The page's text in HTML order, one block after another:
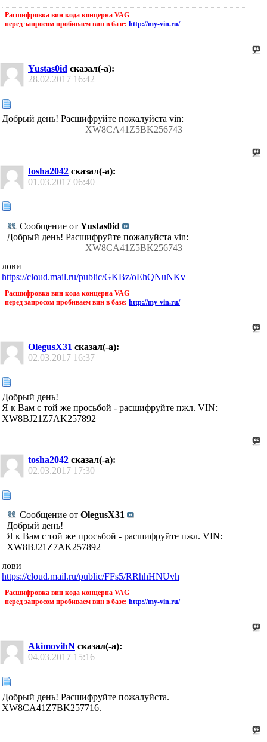
Расшифровка вин кода концерна VAG
перед запросом пробиваем вин в базе: http://my-vin.ru/
Yustas0id сказал(-а):
28.02.2017 16:42
Добрый день! Расшифруйте пожалуйста vin:
XW8CA41Z5BK256743
tosha2042 сказал(-а):
01.03.2017 06:40
Сообщение от Yustas0id
Добрый день! Расшифруйте пожалуйста vin:
XW8CA41Z5BK256743
лови
https://cloud.mail.ru/public/GKBz/oEhQNuNKv
Расшифровка вин кода концерна VAG
перед запросом пробиваем вин в базе: http://my-vin.ru/
OlegusX31 сказал(-а):
02.03.2017 16:37
Добрый день!
Я к Вам с той же просьбой - расшифруйте пжл. VIN:
XW8BJ21Z7AK257892
tosha2042 сказал(-а):
02.03.2017 17:30
Сообщение от OlegusX31
Добрый день!
Я к Вам с той же просьбой - расшифруйте пжл. VIN:
XW8BJ21Z7AK257892
лови
https://cloud.mail.ru/public/FFs5/RRhhHNUvh
Расшифровка вин кода концерна VAG
перед запросом пробиваем вин в базе: http://my-vin.ru/
AkimovihN сказал(-а):
04.03.2017 15:16
Добрый день! Расшифруйте пожалуйста.
XW8CA41Z7BK257716.